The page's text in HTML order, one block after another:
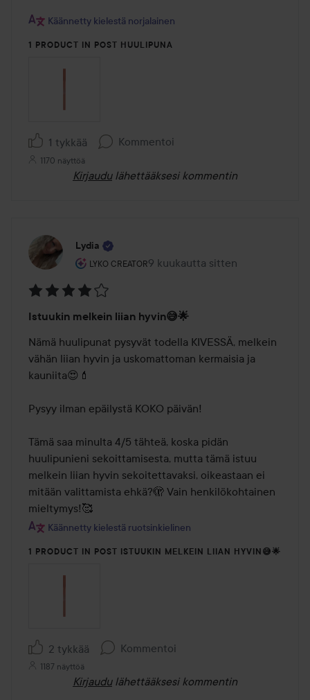
Käännetty kielestä norjalainen
1 PRODUCT IN POST HUULIPUNA
1 tykkää Kommentoi
1170 näyttöä
Kirjaudu lähettääksesi kommentin
Lydia
LYKO CREATOR
Käyttäjän rooli: Lyko Creator.
9 kuukautta sitten
Viesti luotiin 9 kuukautta sitten
4
/
5
Istuukin melkein liian hyvin😅🌟
Nämä huulipunat pysyvät todella KIVESSÄ, melkein
vähän liian hyvin ja uskomattoman kermaisia ja
kauniita😍💄
Pysyy ilman epäilystä KOKO päivän!
Tämä saa minulta 4/5 tähteä, koska pidän
huulipunieni sekoittamisesta, mutta tämä istuu
melkein liian hyvin sekoitettavaksi, oikeastaan ei
mitään valittamista ehkä?🫣 Vain henkilökohtainen
mieltymys!🥰
Käännetty kielestä ruotsinkielinen
1 PRODUCT IN POST ISTUUKIN MELKEIN LIIAN HYVIN😅🌟
2 tykkää Kommentoi
1187 näyttöä
Kirjaudu lähettääksesi kommentin